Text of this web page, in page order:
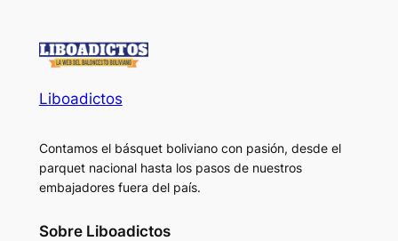
Liboadictos
Contamos el básquet boliviano con pasión, desde el
parquet nacional hasta los pasos de nuestros
embajadores fuera del país.
Sobre Liboadictos